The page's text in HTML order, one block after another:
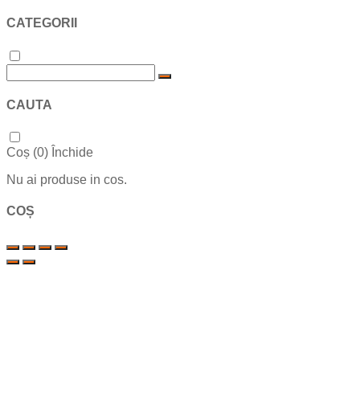
CATEGORII
CAUTA
Coș (0) Închide
Nu ai produse in cos.
COȘ